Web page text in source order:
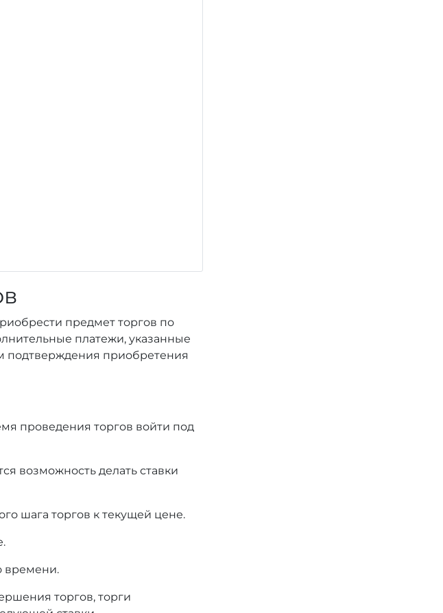
предмет торгов по
платежи, указанные
подтверждения приобретения
проведения торгов войти под
возможность делать ставки
шага торгов к текущей цене.
времени.
торгов, торги